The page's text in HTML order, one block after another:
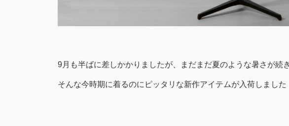
9月も半ばに差しかかりましたが、まだまだ夏のような暑さが続
そんな今時期に着るのにピッタリな新作アイテムが入荷しました